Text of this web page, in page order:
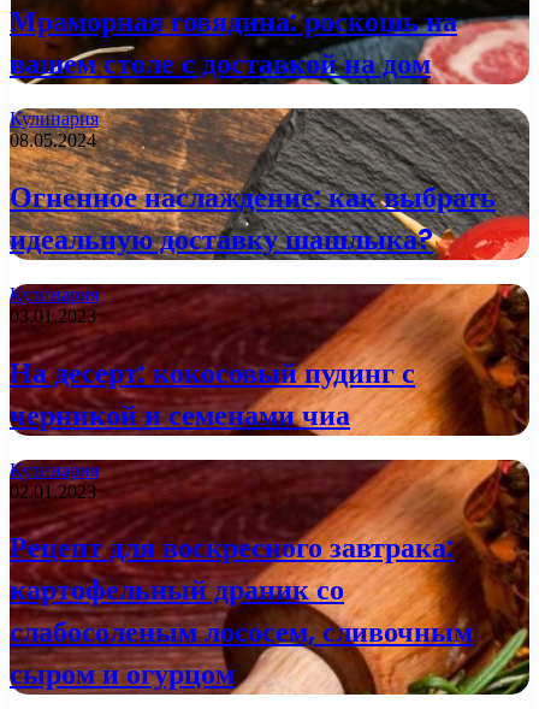
Мраморная говядина: роскошь на
вашем столе с доставкой на дом
Кулинария
08.05.2024
Огненное наслаждение: как выбрать
идеальную доставку шашлыка?
Кулинария
03.01.2023
На десерт: кокосовый пудинг с
черникой и семенами чиа
Кулинария
02.01.2023
Рецепт для воскресного завтрака:
картофельный драник со
слабосоленым лососем, сливочным
сыром и огурцом